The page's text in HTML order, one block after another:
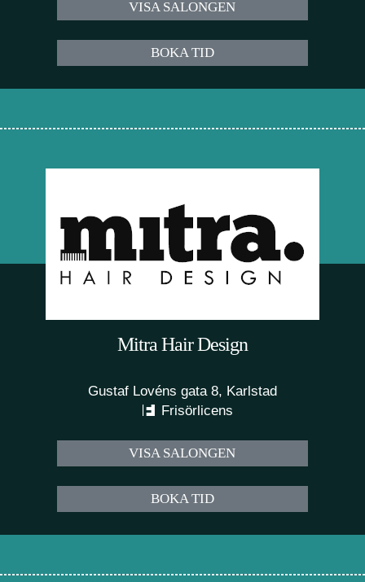
VISA SALONGEN
BOKA TID
Mitra Hair Design
Gustaf Lovéns gata 8, Karlstad
Frisörlicens
VISA SALONGEN
BOKA TID